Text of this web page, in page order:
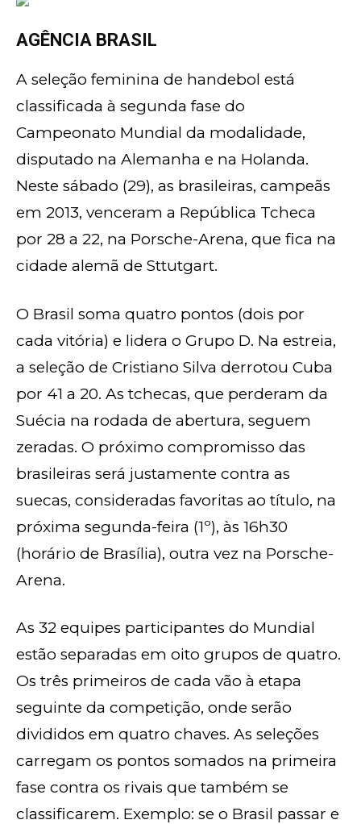
AGÊNCIA BRASIL
A seleção feminina de handebol está
classificada à segunda fase do
Campeonato Mundial da modalidade,
disputado na Alemanha e na Holanda.
Neste sábado (29), as brasileiras, campeãs
em 2013, venceram a República Tcheca
por 28 a 22, na Porsche-Arena, que fica na
cidade alemã de Sttutgart.
O Brasil soma quatro pontos (dois por
cada vitória) e lidera o Grupo D. Na estreia,
a seleção de Cristiano Silva derrotou Cuba
por 41 a 20. As tchecas, que perderam da
Suécia na rodada de abertura, seguem
zeradas. O próximo compromisso das
brasileiras será justamente contra as
suecas, consideradas favoritas ao título, na
próxima segunda-feira (1º), às 16h30
(horário de Brasília), outra vez na Porsche-
Arena.
As 32 equipes participantes do Mundial
estão separadas em oito grupos de quatro.
Os três primeiros de cada vão à etapa
seguinte da competição, onde serão
divididos em quatro chaves. As seleções
carregam os pontos somados na primeira
fase contra os rivais que também se
classificarem. Exemplo: se o Brasil passar e